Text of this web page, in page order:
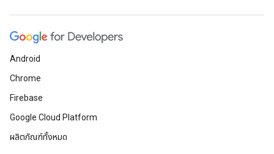
Android
Chrome
Firebase
Google Cloud Platform
ผลิตภัณฑ์ทั้งหมด